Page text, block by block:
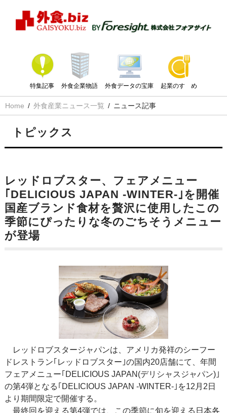
特集記事 外食企業物語 外食データの宝庫 起業のすゝめ
Home 外食産業ニュース一覧 ニュース記事
トピックス
レッドロブスター、フェアメニュー
｢DELICIOUS JAPAN -WINTER-｣を開催
国産ブランド食材を贅沢に使用したこの
季節にぴったりな冬のごちそうメニュー
が登場
レッドロブスタージャパンは、アメリカ発祥のシーフー
ドレストラン｢レッドロブスター｣の国内20店舗にて、年間
フェアメニュー｢DELICIOUS JAPAN(デリシャスジャパン)｣
の第4弾となる｢DELICIOUS JAPAN -WINTER-｣を12月2日
より期間限定で開催する。
最終回を迎える第4弾では、この季節に旬を迎える日本各